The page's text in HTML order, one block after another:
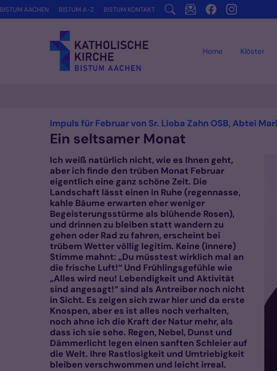
Zum Inhalt springen
Home Klöster
BISTUM AACHEN BISTUM A-Z BISTUM KONTAKT
Impuls für Februar von Sr. Lioba Zahn OSB, Abtei
Ein seltsamer Monat
Ich weiß natürlich nicht, wie es Ihnen geht,
aber ich finde den trüben Monat Februar
eigentlich eine ganz schöne Zeit. Die
Landschaft lässt einen in Ruhe (regennasse,
kahle Bäume erwarten eher weniger
Begeisterungsstürme als blühende Rosen),
und drinnen zu bleiben statt wandern zu
gehen oder Rad zu fahren, erscheint bei
trübem Wetter völlig legitim. Keine (innere)
Stimme mahnt: „Du müsstest wirklich mal an
die frische Luft!“ Und Frühlingsgefühle wie
„Alles wird neu! Lebendigkeit und Aktivität
sind angesagt!“ sind als Antreiber noch nicht
in Sicht. Es zeigen sich zwar hier und da erste
Knospen, aber es ist alles noch verhalten,
noch ahne ich die Kraft der Natur mehr, als
dass ich sie sehe. Regen, Nebel, Dunst und
Dämmerlicht legen einen sanften Schleier auf
die Welt. Ihre Rastlosigkeit und Umtriebigkeit
bleiben verschwommen und leicht irreal.